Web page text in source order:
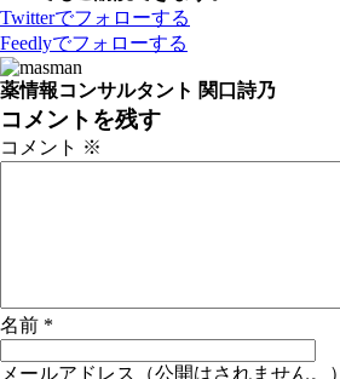
Twitterでフォローする
Feedlyでフォローする
薬情報コンサルタント 関口詩乃
コメントを残す
コメント ※
名前 *
メールアドレス（公開はされません。）